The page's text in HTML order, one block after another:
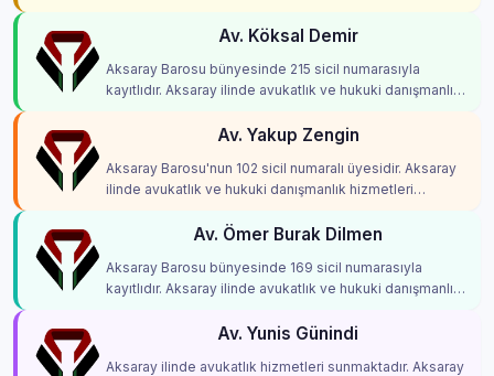
Av. Köksal Demir
Aksaray Barosu bünyesinde 215 sicil numarasıyla
kayıtlıdır. Aksaray ilinde avukatlık ve hukuki danışmanlık
Av. Yakup Zengin
Aksaray Barosu'nun 102 sicil numaralı üyesidir. Aksaray
ilinde avukatlık ve hukuki danışmanlık hizmetleri
Av. Ömer Burak Dilmen
Aksaray Barosu bünyesinde 169 sicil numarasıyla
kayıtlıdır. Aksaray ilinde avukatlık ve hukuki danışmanlık
Av. Yunis Günindi
Aksaray ilinde avukatlık hizmetleri sunmaktadır. Aksaray